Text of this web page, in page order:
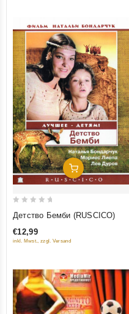
Добавить В
out
of
Детство Бемби (RUSCICO)
€12,99
inkl. Mwst., zzgl. Versand